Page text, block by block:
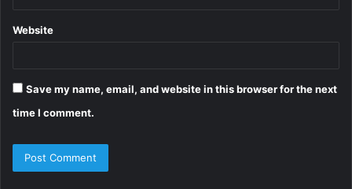
Website
Save my name, email, and website in this browser for the next
time I comment.